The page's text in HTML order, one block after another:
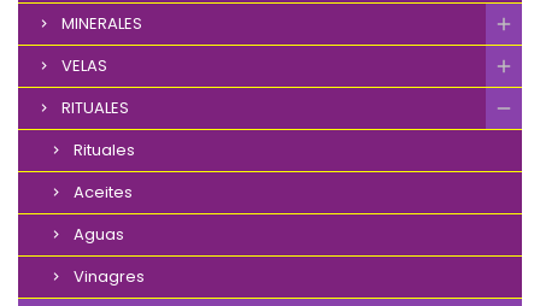
MINERALES
VELAS
RITUALES
Rituales
Aceites
Aguas
Vinagres